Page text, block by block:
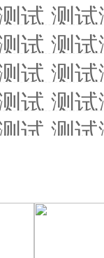
试 测
试 测
试 测
试 测
试 测